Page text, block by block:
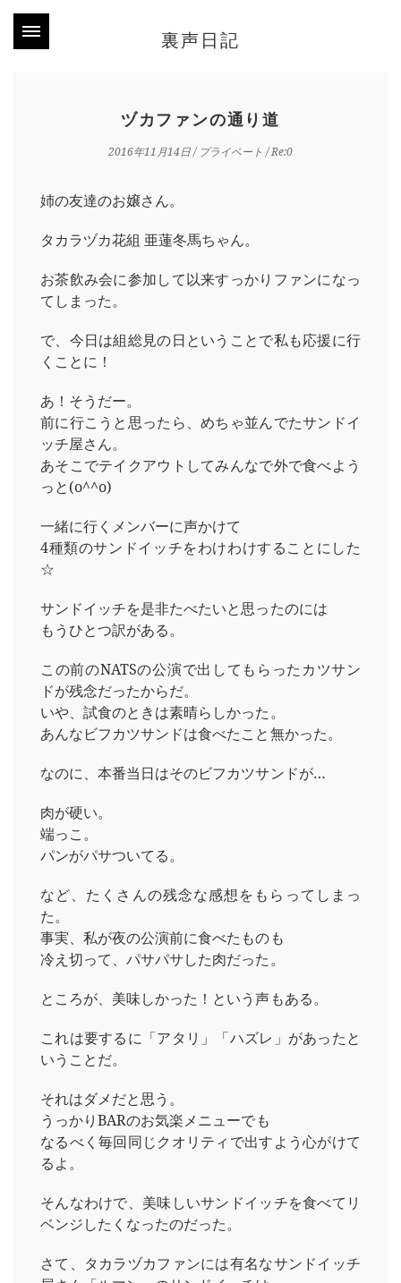
裏声日記
ヅカファンの通り道
2016年11月14日/ プライベート / Re:0
姉の友達のお嬢さん。
タカラヅカ花組 亜蓮冬馬ちゃん。
お茶飲み会に参加して以来すっかりファンになっ
てしまった。
で、今日は組総見の日ということで私も応援に行
くことに！
あ！そうだー。
前に行こうと思ったら、めちゃ並んでたサンドイ
ッチ屋さん。
あそこでテイクアウトしてみんなで外で食べよう
っと(o^^o)
一緒に行くメンバーに声かけて
4種類のサンドイッチをわけわけすることにした
☆
サンドイッチを是非たべたいと思ったのには
もうひとつ訳がある。
この前のNATSの公演で出してもらったカツサン
ドが残念だったからだ。
いや、試食のときは素晴らしかった。
あんなビフカツサンドは食べたこと無かった。
なのに、本番当日はそのビフカツサンドが…
肉が硬い。
端っこ。
パンがパサついてる。
など、たくさんの残念な感想をもらってしまっ
た。
事実、私が夜の公演前に食べたものも
冷え切って、パサパサした肉だった。
ところが、美味しかった！という声もある。
これは要するに「アタリ」「ハズレ」があったと
いうことだ。
それはダメだと思う。
うっかりBARのお気楽メニューでも
なるべく毎回同じクオリティで出すよう心がけて
るよ。
そんなわけで、美味しいサンドイッチを食べてリ
ベンジしたくなったのだった。
さて、タカラヅカファンには有名なサンドイッチ